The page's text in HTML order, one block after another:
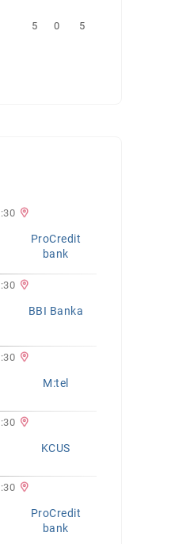
5 0 5
ProCredit
bank
BBI Banka
M:tel
KCUS
ProCredit
bank